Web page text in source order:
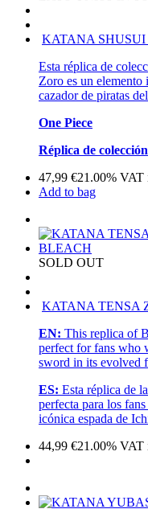
KATANA SHUSUI
Esta réplica de
Zoro es un
cazador de piratas
One Piece
Réplica de colección
47,99 €21.00% VAT
Add to bag
SOLD OUT
KATANA TENSA
EN: This replica of
perfect for fans who
sword in its evolved
ES: Esta réplica de
perfecta para los
icónica espada de
44,99 €21.00% VAT